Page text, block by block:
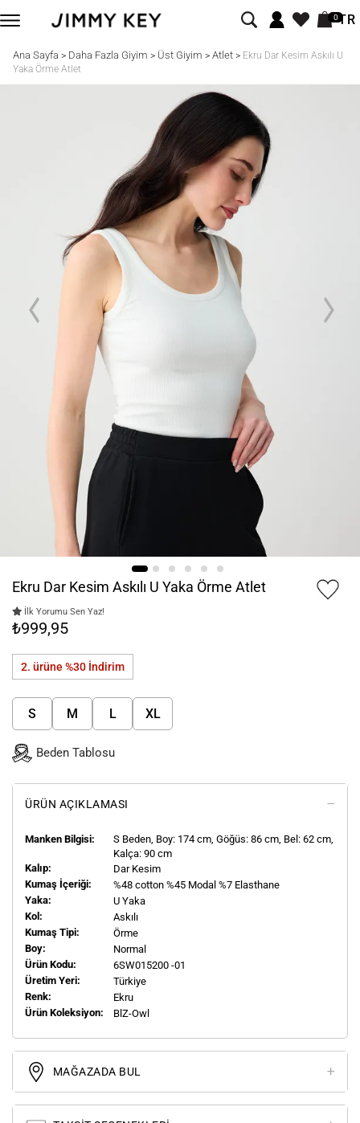
0TR
Ana Sayfa > Daha Fazla Giyim > Üst Giyim > Atlet> Ekru Dar Kesim Askılı U
Yaka Örme Atlet
Ekru Dar Kesim Askılı U Yaka Örme Atlet
İlk Yorumu Sen Yaz!
₺999,95
2. ürüne %30 İndirim
S M L XL
Beden Tablosu
ÜRÜN AÇIKLAMASI
Manken Bilgisi: S Beden, Boy: 174 cm, Göğüs: 86 cm, Bel: 62 cm,
Kalça: 90 cm
Kalıp:
Dar Kesim
Kumaş İçeriği:
%48 cotton %45 Modal %7 Elasthane
Yaka:
U Yaka
Kol:
Askılı
Kumaş Tipi:
Örme
Boy:
Normal
Ürün Kodu:
6SW015200 -01
Üretim Yeri:
Türkiye
Renk:
Ekru
Ürün Koleksiyon:
BlZ-Owl
MAĞAZADA BUL